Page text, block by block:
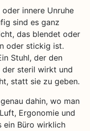
innere Unruhe
sind es ganz
das blendet oder
oder stickig ist.
Stuhl, der den
der steril wirkt und
statt sie zu geben.
dahin, wo man
Ergonomie und
ein Büro wirklich